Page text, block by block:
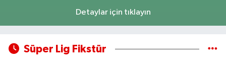
Detaylar için tıklayın
Süper Lig Fikstür